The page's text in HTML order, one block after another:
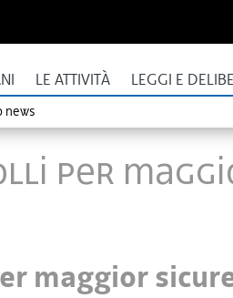
LE ATTIVITÀ LEGGI E
news
per
maggior